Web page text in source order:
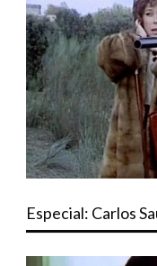
Especial: Carlos